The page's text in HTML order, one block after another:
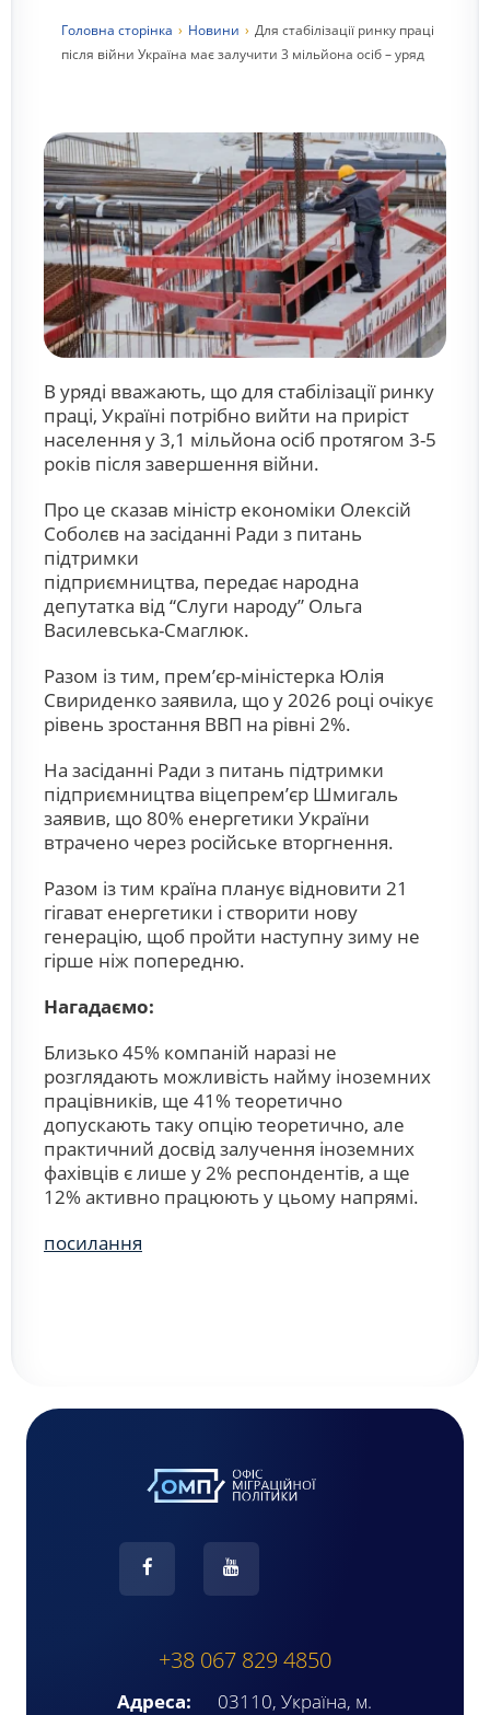
Головна сторiнка › Новини › Для стабілізації ринку праці
після війни Україна має залучити 3 мільйона осіб – уряд
В уряді вважають, що для стабілізації ринку
праці, Україні потрібно вийти на приріст
населення у 3,1 мільйона осіб протягом 3-5
років після завершення війни.
Про це сказав міністр економіки Олексій
Соболєв на засіданні Ради з питань
підтримки
підприємництва, передає народна
депутатка від “Слуги народу” Ольга
Василевська-Смаглюк.
Разом із тим, премʼєр-міністерка Юлія
Свириденко заявила, що у 2026 році очікує
рівень зростання ВВП на рівні 2%.
На засіданні Ради з питань підтримки
підприємництва віцепремʼєр Шмигаль
заявив, що 80% енергетики України
втрачено через російське вторгнення.
Разом із тим країна планує відновити 21
гігават енергетики і створити нову
генерацію, щоб пройти наступну зиму не
гірше ніж попередню.
Нагадаємо:
Близько 45% компаній наразі не
розглядають можливість найму іноземних
працівників, ще 41% теоретично
допускають таку опцію теоретично, але
практичний досвід залучення іноземних
фахівців є лише у 2% респондентів, а ще
12% активно працюють у цьому напрямі.
посилання
+38 067 829 4850
Адреса: 03110, Україна, м.